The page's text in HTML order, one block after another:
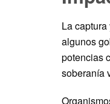
La
algunos
potencias
soberanía